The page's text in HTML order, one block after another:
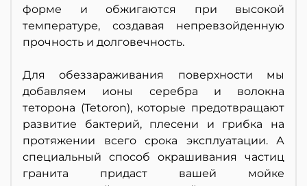
форме и обжигаются при высокой
температуре, создавая непревзойденную
прочность и долговечность.
Для обеззараживания поверхности мы
добавляем ионы серебра и волокна
теторона (Tetoron), которые предотвращают
развитие бактерий, плесени и грибка на
протяжении всего срока эксплуатации. А
специальный способ окрашивания частиц
гранита придаст вашей мойке